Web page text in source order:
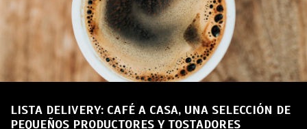
LISTA DELIVERY: CAFÉ A CASA, UNA SELECCIÓN DE
PEQUEÑOS PRODUCTORES Y TOSTADORES